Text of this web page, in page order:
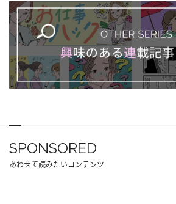
SPONSORED
あわせて読みたいコンテンツ